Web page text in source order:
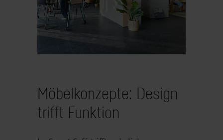
Möbelkonzepte: Design
trifft Funktion